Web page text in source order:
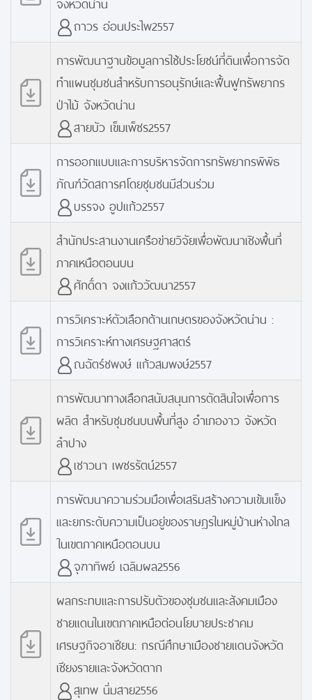
ถาวร อ่อนประไพ2557
การพัฒนาฐานข้อมูลการใช้ประโยชน์ที่ดินเพื่อการจัด
ทำแผนชุมชนสำหรับการอนุรักษ์และฟื้นฟูทรัพยากร
ป่าไม้ จังหวัดน่าน
สายบัว เข็มเพ็ชร2557
การออกแบบและการบริหารจัดการทรัพยากรพิพิธ
ภัณฑ์วัดสถารศโดยชุมชนมีส่วนร่วม
บรรจง อูปแก้ว2557
สำนักประสานงานเครือข่ายวิจัยเพื่อพัฒนาเชิงพื้นที่
ภาคเหนือตอนบน
ศักดิ์ดา จงแก้ววัฒนา2557
การวิเคราะห์ตัวเลือกด้านเกษตรของจังหวัดน่าน :
การวิเคราะห์ทางเศรษฐศาสตร์
ณฉัตร์ชพงษ์ แก้วสมพงษ์2557
การพัฒนาทางเลือกสนับสนุนการตัดสินใจเพื่อการ
ผลิต สำหรับชุมชนบนพื้นที่สูง อำเภองาว จังหวัด
ลำปาง
เชาวนา เพชรรัตน์2557
การพัฒนาความร่วมมือเพื่อเสริมสร้างความเข้มแข็ง
และยกระดับความเป็นอยู่ของราษฎรในหมู่บ้านห่างไกล
ในเขตภาคเหนือตอนบน
จุฑาทิพย์ เฉลิมผล2556
ผลกระทบและการปรับตัวของชุมชนและสังคมเมือง
ชายแดนในเขตภาคเหนือต่อนโยบายประชาคม
เศรษฐกิจอาเซียน: กรณีศึกษาเมืองชายแดนจังหวัด
เชียงรายและจังหวัดตาก
สุเทพ นิ่มสาย2556